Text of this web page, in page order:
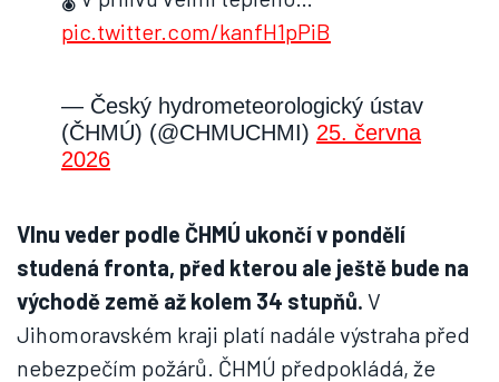
pic.twitter.com/kanfH1pPiB
— Český hydrometeorologický ústav
(ČHMÚ) (@CHMUCHMI) 25. června
2026
Vlnu veder podle ČHMÚ ukončí v pondělí
studená fronta, před kterou ale ještě bude na
východě země až kolem 34 stupňů. V
Jihomoravském kraji platí nadále výstraha před
nebezpečím požárů. ČHMÚ předpokládá, že